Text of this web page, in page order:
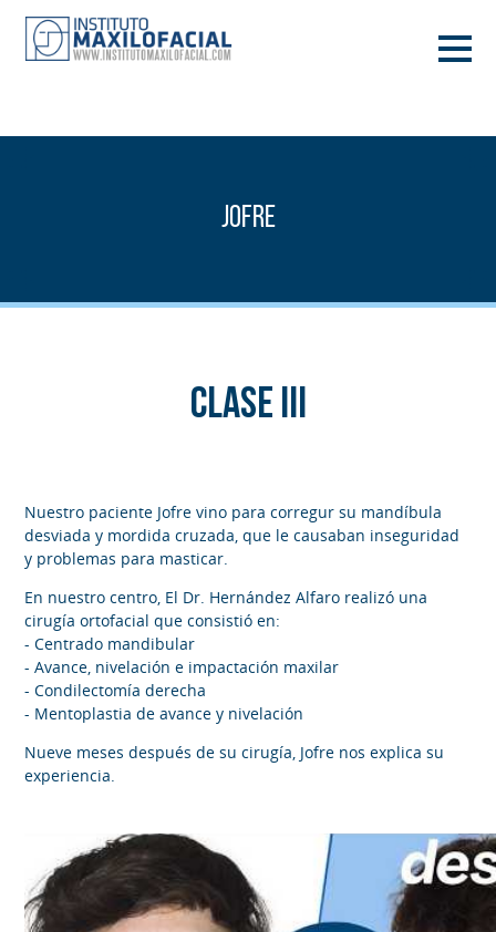
Jofre
Clase III
Nuestro paciente Jofre vino para corregur su mandíbula
desviada y mordida cruzada, que le causaban inseguridad
y problemas para masticar.
En nuestro centro, El Dr. Hernández Alfaro realizó una
cirugía ortofacial que consistió en:
- Centrado mandibular
- Avance, nivelación e impactación maxilar
- Condilectomía derecha
- Mentoplastia de avance y nivelación
Nueve meses después de su cirugía, Jofre nos explica su
experiencia.